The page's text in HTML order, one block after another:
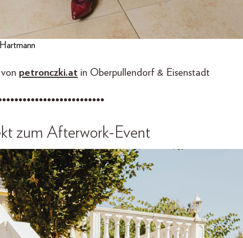
petronczki.at in Oberpullendorf & Eisenstadt
zum Afterwork-Event